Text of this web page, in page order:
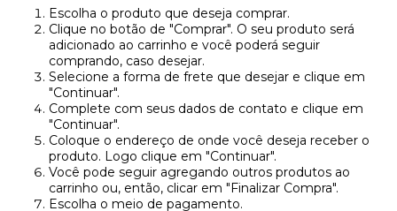
Escolha o produto que deseja comprar.
Clique no botão de "Comprar". O seu produto será
adicionado ao carrinho e você poderá seguir
comprando, caso desejar.
Selecione a forma de frete que desejar e clique em
"Continuar".
Complete com seus dados de contato e clique em
"Continuar".
Coloque o endereço de onde você deseja receber o
produto. Logo clique em "Continuar".
Você pode seguir agregando outros produtos ao
carrinho ou, então, clicar em "Finalizar Compra".
Escolha o meio de pagamento.